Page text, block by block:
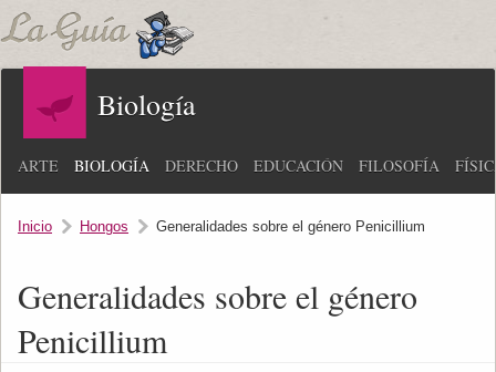
Biología
ARTE BIOLOGÍA DERECHO EDUCACIÓN FILOSOFÍA
Inicio Hongos Generalidades sobre el género Penicillium
Generalidades sobre el género
Penicillium